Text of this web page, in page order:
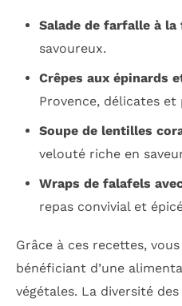
Salade de farfalle à la
savoureux.
Crêpes aux épinards
Provence, délicates
Soupe de lentilles
velouté riche en
Wraps de falafels
repas convivial et
Grâce à ces recettes,
bénéficiant d’une
végétales. La diversité